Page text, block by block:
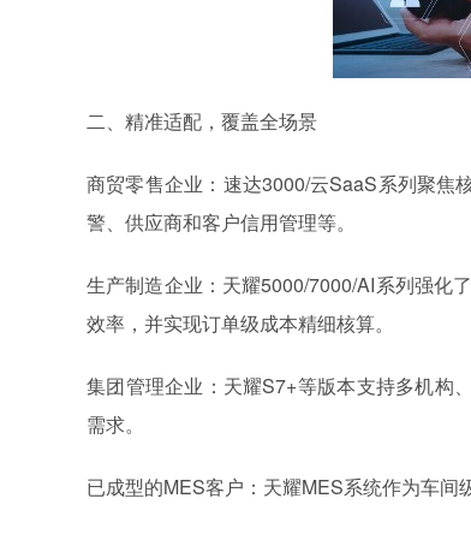
二、精准适配，覆盖全场景
商贸零售企业：速达3000/云SaaS系列聚焦
警、供应商和客户信用管理等。
生产制造企业：天耀5000/7000/AI系列强化
效率，并实现订单级成本精细核算。
集团管理企业：天耀S7+等版本支持多机构
需求。
已成型的MES客户：天耀MES系统作为车间